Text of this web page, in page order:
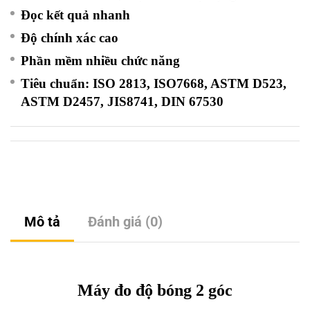
Đọc kết quả nhanh
Độ chính xác cao
Phần mềm nhiều chức năng
Tiêu chuẩn: ISO 2813, ISO7668, ASTM D523,
ASTM D2457, JIS8741, DIN 67530
Mô tả Đánh giá (0)
Máy đo độ bóng 2 góc